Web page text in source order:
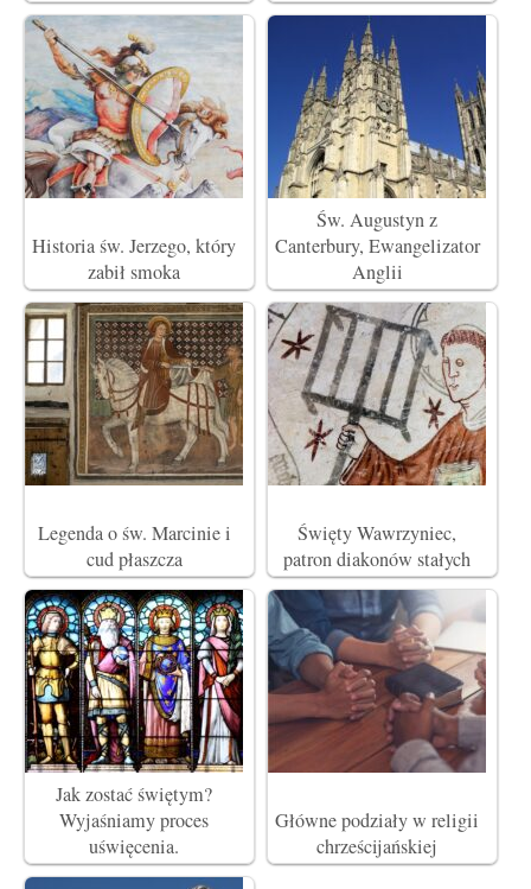
Historia św. Jerzego, który
zabił smoka
Św. Augustyn z
Canterbury, Ewangelizator
Anglii
Legenda o św. Marcinie i
cud płaszcza
Święty Wawrzyniec,
patron diakonów stałych
Jak zostać świętym?
Wyjaśniamy proces
uświęcenia.
Główne podziały w religii
chrześcijańskiej